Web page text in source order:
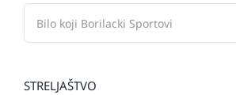
STRELJAŠTVO